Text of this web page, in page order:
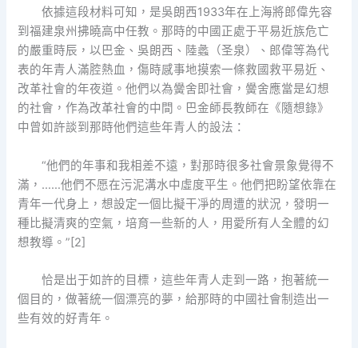
依據這段材料可知，是吳朗西1933年在上海將郎偉先容
到福建泉州拂曉高中任教。那時的中國正處于平易近族危亡
的嚴重時辰，以巴金、吳朗西、陸蠡（圣泉）、郎偉等為代
表的年青人滿腔熱血，傷時感事地摸索一條救國救平易近、
改革社會的年夜道。他們以為黌舍即社會，黌舍應當是幻想
的社會，作為改革社會的中間。巴金師長教師在《隨想錄》
中曾如許談到那時他們這些年青人的設法：
“他們的年事和我相差不遠，對那時很多社會景象覺得不
滿，……他們不愿在污泥溝水中虛度平生。他們把盼望依靠在
青年一代身上，想設定一個比擬干凈的周遭的狀況，發明一
種比擬清爽的空氣，培育一些新的人，用愛所有人全體的幻
想教導。”[2]
恰是出于如許的目標，這些年青人走到一路，抱著統一
個目的，做著統一個漂亮的夢，給那時的中國社會制造出一
些有效的好青年。